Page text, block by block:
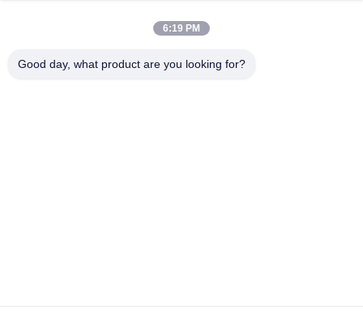
6:19 PM
Good day, what product are you looking for?